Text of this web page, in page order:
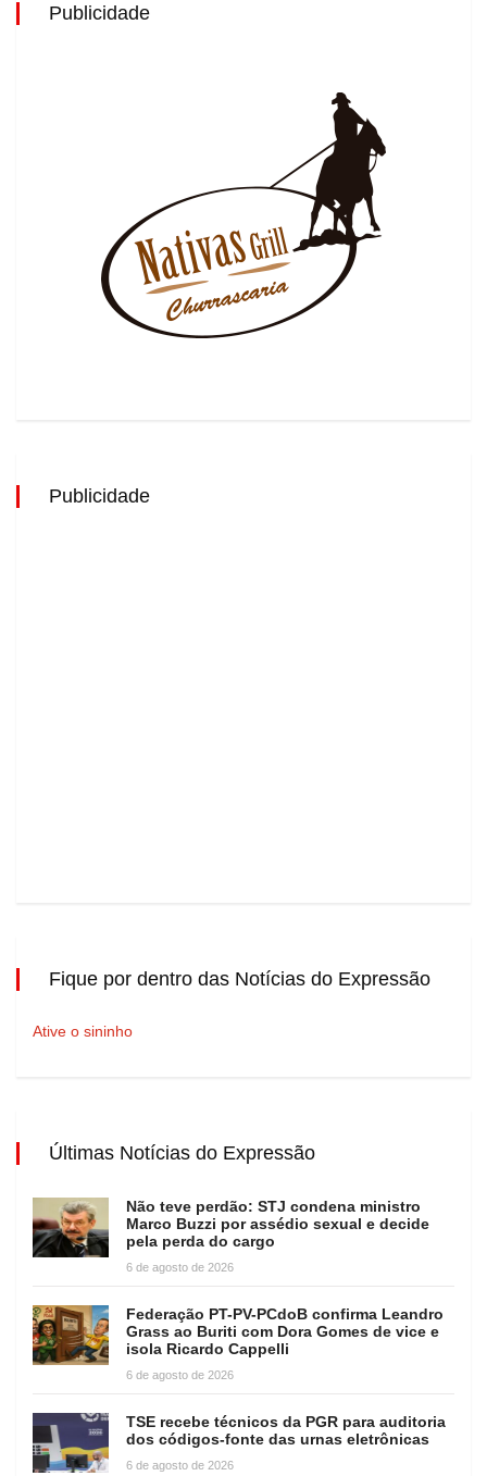
Publicidade
Publicidade
Fique por dentro das Notícias do Expressão
Ative o sininho
Últimas Notícias do Expressão
Não teve perdão: STJ condena ministro
Marco Buzzi por assédio sexual e decide
pela perda do cargo
6 de agosto de 2026
Federação PT-PV-PCdoB confirma Leandro
Grass ao Buriti com Dora Gomes de vice e
isola Ricardo Cappelli
6 de agosto de 2026
TSE recebe técnicos da PGR para auditoria
dos códigos-fonte das urnas eletrônicas
6 de agosto de 2026